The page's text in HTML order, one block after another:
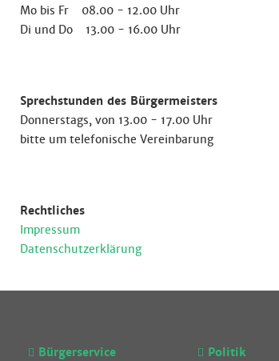
Mo bis Fr 08.00 - 12.00 Uhr
Di und Do 13.00 - 16.00 Uhr
Sprechstunden des Bürgermeisters
Donnerstags, von 13.00 - 17.00 Uhr
bitte um telefonische Vereinbarung
Rechtliches
Impressum
Datenschutzerklärung
Bürgerservice
Politik